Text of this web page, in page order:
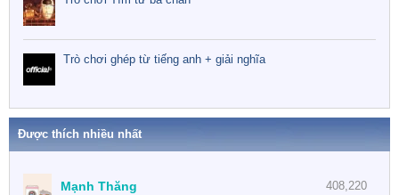
Trò chơi ghép từ tiếng anh + giải nghĩa
Được thích nhiều nhất
408,220
Mạnh Thăng